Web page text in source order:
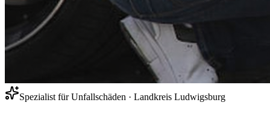
Spezialist für Unfallschäden · Landkreis Ludwigsburg